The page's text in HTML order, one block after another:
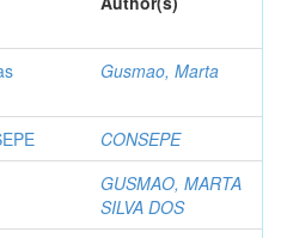
Gusmao, Marta
CONSEPE
GUSMAO, MARTA
SILVA DOS